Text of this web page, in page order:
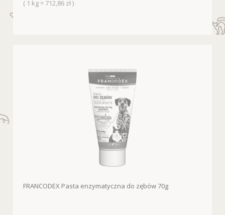
( 1 kg = 712,86 zł )
FRANCODEX Pasta enzymatyczna do zębów 70g